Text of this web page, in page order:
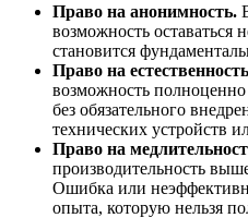
Право на анонимность.
возможность оставаться
становится
Право на
возможность
без обязательного
технических устройств
Право на
производительность
Ошибка или
опыта, которую нельзя